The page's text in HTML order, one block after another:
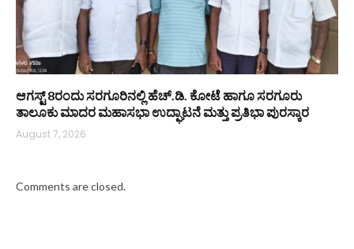
ಆಗಸ್ಟ್ 8ರಂದು ಸರಗೂರಿನಲ್ಲಿ ಹೆಚ್.ಡಿ. ಕೋಟೆ ಹಾಗೂ ಸರಗೂರು
ತಾಲೂಕು ಮಾದರ ಮಹಾಸಭಾ ಉದ್ಘಾಟನೆ ಮತ್ತು ಪ್ರತಿಭಾ ಪುರಸ್ಕಾರ
August 7, 2026
Comments are closed.